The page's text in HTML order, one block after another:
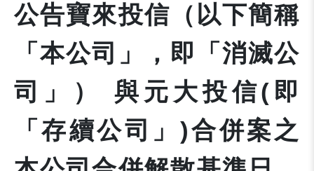
公告寶來投信（以下簡稱
「本公司」，即「消滅公
司」） 與元大投信(即
「存續公司」)合併案之